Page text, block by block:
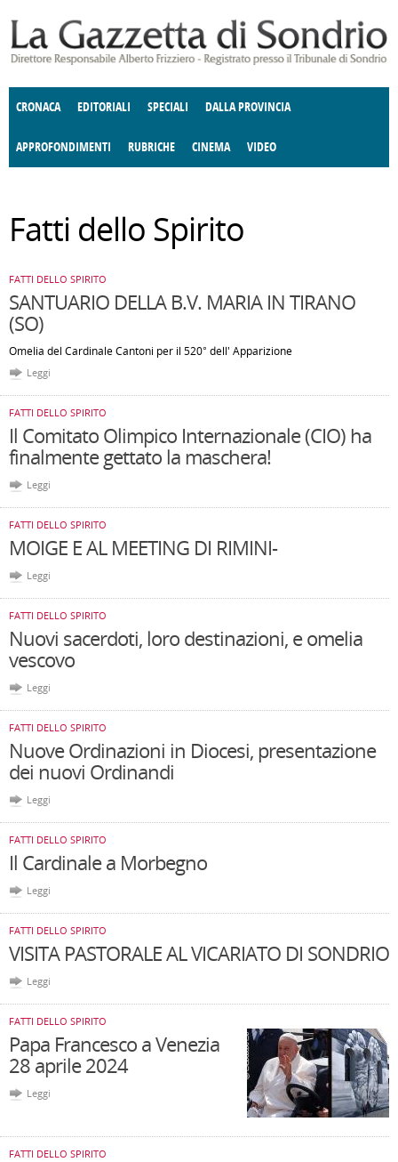
CRONACA EDITORIALI SPECIALI DALLA PROVINCIA
APPROFONDIMENTI
E SPETTACOLI POLITICA
RUBRICHE
DELLE IDEE FATTI DELLO SPIRITO CCCVA
CINEMA VIDEO
Fatti dello Spirito
FATTI DELLO SPIRITO
SANTUARIO DELLA B.V. MARIA IN TIRANO
(SO)
Omelia del Cardinale Cantoni per il 520° dell' Apparizione
Leggi
FATTI DELLO SPIRITO
Il Comitato Olimpico Internazionale (CIO) ha
finalmente gettato la maschera!
Leggi
FATTI DELLO SPIRITO
MOIGE E AL MEETING DI RIMINI-
Leggi
FATTI DELLO SPIRITO
Nuovi sacerdoti, loro destinazioni, e omelia
vescovo
Leggi
FATTI DELLO SPIRITO
Nuove Ordinazioni in Diocesi, presentazione
dei nuovi Ordinandi
Leggi
FATTI DELLO SPIRITO
Il Cardinale a Morbegno
Leggi
FATTI DELLO SPIRITO
VISITA PASTORALE AL VICARIATO DI SONDRIO
Leggi
FATTI DELLO SPIRITO
Papa Francesco a Venezia
28 aprile 2024
Leggi
FATTI DELLO SPIRITO